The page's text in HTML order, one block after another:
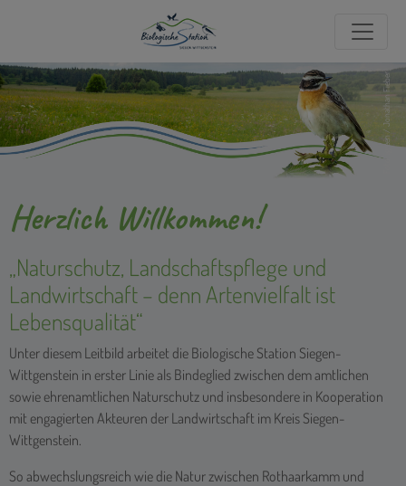
Foto: igreen / Jonathan Fieber
Herzlich Willkommen!
„Naturschutz, Landschaftspflege und
Landwirtschaft – denn Artenvielfalt ist
Lebensqualität“
Unter diesem Leitbild arbeitet die Biologische Station Siegen-
Wittgenstein in erster Linie als Bindeglied zwischen dem amtlichen
sowie ehrenamtlichen Naturschutz und insbesondere in Kooperation
mit engagierten Akteuren der Landwirtschaft im Kreis Siegen-
Wittgenstein.
So abwechslungsreich wie die Natur zwischen Rothaarkamm und